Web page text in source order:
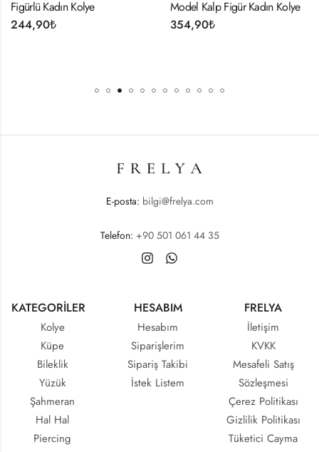
Model Kalp Figür Kadın Kolye
İtalyan Zincir
E-posta: bilgi@frelya.com
Telefon: +90 501 061 44 35
KATEGORİLER
Kolye
Küpe
Bileklik
Yüzük
Şahmeran
Hal Hal
Piercing
HESABIM
Hesabım
Siparişlerim
Sipariş Takibi
İstek Listem
FRELYA
İletişim
KVKK
Mesafeli Satış
Sözleşmesi
Çerez Politikası
Gizlilik Politikası
Tüketici Cayma